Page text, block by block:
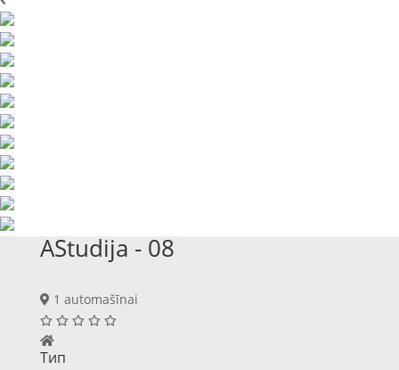
AStudija - 08
1 automašīnai
Тип